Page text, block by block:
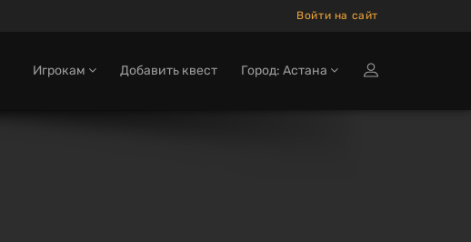
Войти на сайт
Игрокам Добавить квест Город: Астана